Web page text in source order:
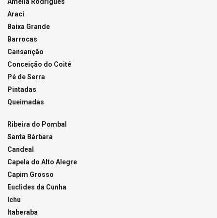
Araci
Baixa Grande
Barrocas
Cansanção
Conceição do Coité
Pé de Serra
Pintadas
Queimadas
Ribeira do Pombal
Santa Bárbara
Candeal
Capela do Alto Alegre
Capim Grosso
Euclides da Cunha
Ichu
Itaberaba